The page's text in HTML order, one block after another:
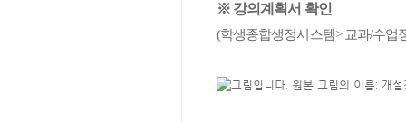
※ 강의계획서 확인
(학생종합생정시스템> 교과/수업